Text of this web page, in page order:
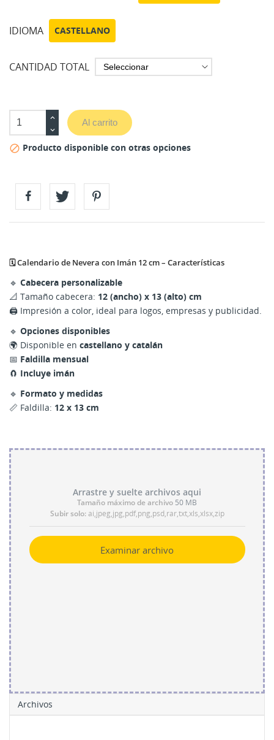
IDIOMA CASTELLANO
CANTIDAD TOTAL
Al carrito
 Producto disponible con otras opciones
🗓️ Calendario de Nevera con Imán 12 cm – Características
🔹 Cabecera personalizable
📐 Tamaño cabecera: 12 (ancho) x 13 (alto) cm
🖨️ Impresión a color, ideal para logos, empresas y publicidad.
🔹 Opciones disponibles
🌍 Disponible en castellano y catalán
📅 Faldilla mensual
🧲 Incluye imán
🔹 Formato y medidas
📏 Faldilla: 12 x 13 cm
Arrastre y suelte archivos aqui
Tamaño máximo de archivo 50 MB
Subir solo:ai,jpeg,jpg,pdf,png,psd,rar,txt,xls,xlsx,zip
Examinar archivo
Archivos